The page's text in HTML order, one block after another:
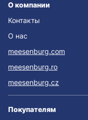
О компании
Контакты
О нас
meesenburg.com
meesenburg.ro
meesenburg.cz
Покупателям